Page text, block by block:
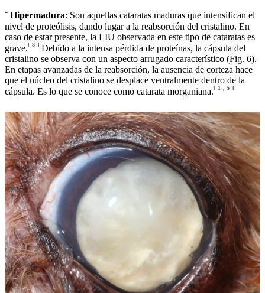
⁻ Hipermadura: Son aquellas cataratas maduras que intensifican el
nivel de proteólisis, dando lugar a la reabsorción del cristalino. En
caso de estar presente, la LIU observada en este tipo de cataratas es
grave.[ 8 ] Debido a la intensa pérdida de proteínas, la cápsula del
cristalino se observa con un aspecto arrugado característico (Fig. 6).
En etapas avanzadas de la reabsorción, la ausencia de corteza hace
que el núcleo del cristalino se desplace ventralmente dentro de la
cápsula. Es lo que se conoce como catarata morganiana.[ 1 5 ]